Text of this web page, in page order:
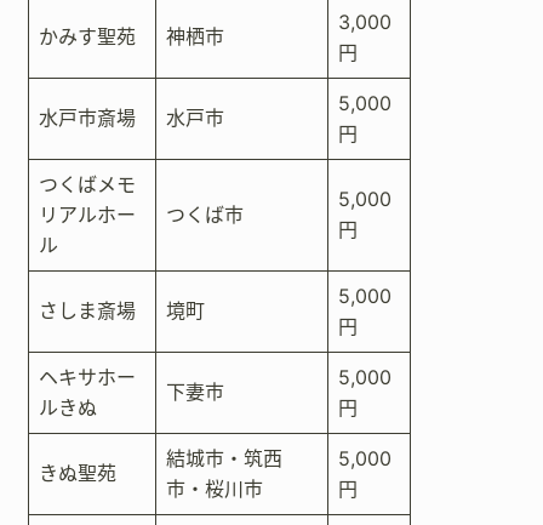
かみす聖苑 神栖市
3,000
円
水戸市斎場 水戸市
5,000
円
つくばメモ
リアルホー
ル
つくば市
5,000
円
さしま斎場 境町
5,000
円
ヘキサホー
ルきぬ
下妻市
5,000
円
きぬ聖苑
結城市・筑西
市・桜川市
5,000
円